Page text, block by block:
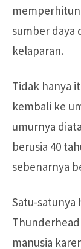
sumber daya
kelaparan.
Tidak hanya
kembali ke
umurnya
berusia 40
sebenarnya
Satu-
manusia